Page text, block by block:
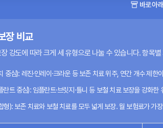
바로 아
장 비교
강도에 따라 크게 세 유형으로 나눌 수 있습니다. 항목별
중심): 레진·인레이·크라운 등 보존 치료 위주, 연간 개수 제
란트 중심):임플란트·브릿지·틀니 등 보철 치료 보장을 강화
형): 보존 치료와 보철 치료를 모두 넓게 보장. 월 보험료가 가